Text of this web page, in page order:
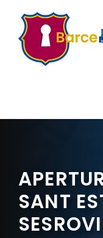
contenido
SANT